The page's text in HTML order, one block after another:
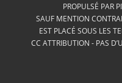
PROPULSÉ PAR
SAUF MENTION
EST PLACÉ SOUS LES
CC ATTRIBUTION - PAS